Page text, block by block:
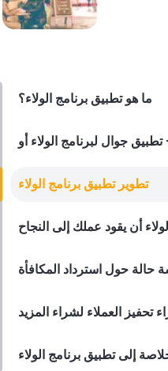
ما هو تطبيق برنامج الولاء؟
تطوير تطبيق برنامج الولاء
أن يقود عملك إلى النجاح
حالة حول استرداد المكافأة
تحفيز العملاء لشراء المزيد
إلى تطبيق برنامج الولاء